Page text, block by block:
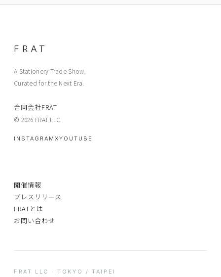
FRAT
A Stationery Trade Show,
Curated for the Next Era.
合同会社FRAT
© 2026 FRAT LLC.
INSTAGRAM XYOUTUBE
開催情報
プレスリリース
FRATとは
お問い合わせ
FRAT LLC · TOKYO / TAIPEI